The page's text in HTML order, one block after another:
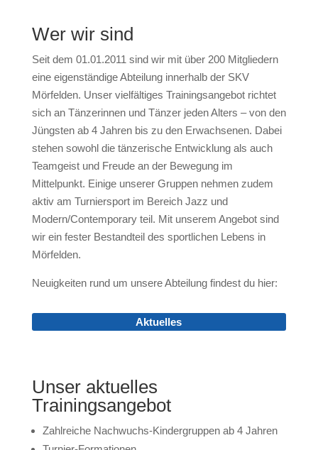
Wer wir sind
Seit dem 01.01.2011 sind wir mit über 200 Mitgliedern
eine eigenständige Abteilung innerhalb der SKV
Mörfelden. Unser vielfältiges Trainingsangebot richtet
sich an Tänzerinnen und Tänzer jeden Alters – von den
Jüngsten ab 4 Jahren bis zu den Erwachsenen. Dabei
stehen sowohl die tänzerische Entwicklung als auch
Teamgeist und Freude an der Bewegung im
Mittelpunkt. Einige unserer Gruppen nehmen zudem
aktiv am Turniersport im Bereich Jazz und
Modern/Contemporary teil. Mit unserem Angebot sind
wir ein fester Bestandteil des sportlichen Lebens in
Mörfelden.
Neuigkeiten rund um unsere Abteilung findest du hier:
Aktuelles
Unser aktuelles
Trainingsangebot
Zahlreiche Nachwuchs-Kindergruppen ab 4 Jahren